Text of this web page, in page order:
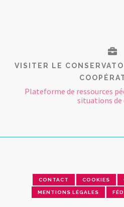
VISITER LE
Plateforme de ressources
situations de
CONTACT COOKIES
MENTIONS LÉGALES